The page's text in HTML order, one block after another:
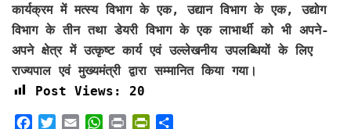
कार्यक्रम में मत्स्य विभाग के एक, उद्यान विभाग के एक, उद्योग
विभाग के तीन तथा डेयरी विभाग के एक लाभार्थी को भी अपने-
अपने क्षेत्र में उत्कृष्ट कार्य एवं उल्लेखनीय उपलब्धियों के लिए
राज्यपाल एवं मुख्यमंत्री द्वारा सम्मानित किया गया।
Post Views:
20